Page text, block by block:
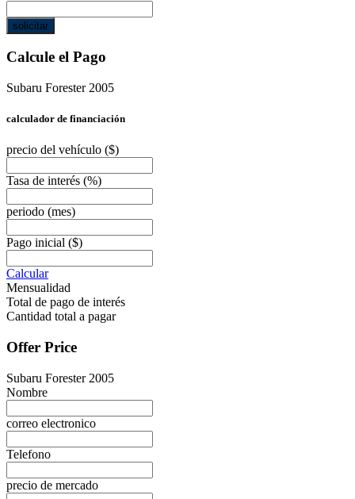
solicitar
Calcule el Pago
Subaru Forester 2005
calculador de financiación
precio del vehículo ($)
Tasa de interés (%)
periodo (mes)
Pago inicial ($)
Calcular
Mensualidad
Total de pago de interés
Cantidad total a pagar
Offer Price
Subaru Forester 2005
Nombre
correo electronico
Telefono
precio de mercado